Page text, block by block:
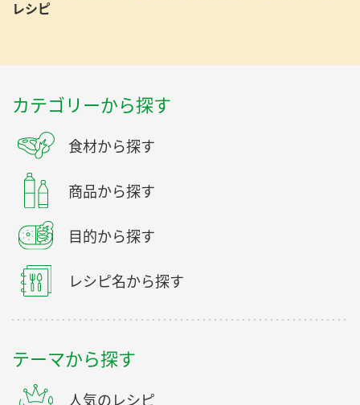
レシピ
カテゴリーから探す
食材から探す
商品から探す
目的から探す
レシピ名から探す
テーマから探す
人気のレシピ